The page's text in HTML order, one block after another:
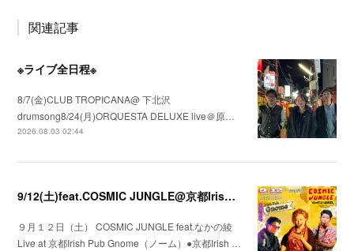
関連記事
※ライブ全日程※
8/7(金)CLUB TROPICANA@ 下北沢
drumsong8/24(月)ORQUESTA DELUXE live＠原…
2026.08.03 02:44
9/12(土)feat.COSMIC JUNGLE@京都Irish Pub Gnome（ノーム）
９月１２日（土） COSMIC JUNGLE feat.なかの綾
Live at 京都Irish Pub Gnome（ノーム）●京都Irish …